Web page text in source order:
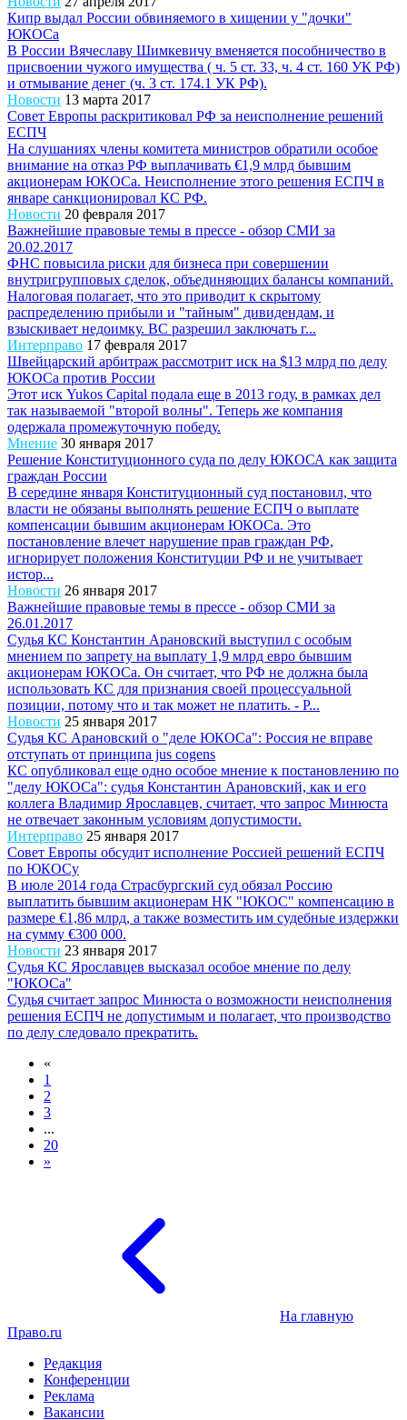
Кипр выдал России обвиняемого в хищении у "дочки"
ЮКОСа
В России Вячеславу Шимкевичу вменяется пособничество в
присвоении чужого имущества ( ч. 5 ст. 33, ч. 4 ст. 160 УК РФ)
и отмывание денег (ч. 3 ст. 174.1 УК РФ).
Новости 13 марта 2017
Совет Европы раскритиковал РФ за неисполнение решений
ЕСПЧ
На слушаниях члены комитета министров обратили особое
внимание на отказ РФ выплачивать €1,9 млрд бывшим
акционерам ЮКОСа. Неисполнение этого решения ЕСПЧ в
январе санкционировал КС РФ.
Новости 20 февраля 2017
Важнейшие правовые темы в прессе - обзор СМИ за
20.02.2017
ФНС повысила риски для бизнеса при совершении
внутригрупповых сделок, объединяющих балансы компаний.
Налоговая полагает, что это приводит к скрытому
распределению прибыли и "тайным" дивидендам, и
взыскивает недоимку. ВС разрешил заключать г...
Интерправо 17 февраля 2017
Швейцарский арбитраж рассмотрит иск на $13 млрд по делу
ЮКОСа против России
Этот иск Yukos Capital подала еще в 2013 году, в рамках дел
так называемой "второй волны". Теперь же компания
одержала промежуточную победу.
Мнение 30 января 2017
Решение Конституционного суда по делу ЮКОСА как защита
граждан России
В середине января Конституционный суд постановил, что
власти не обязаны выполнять решение ЕСПЧ о выплате
компенсации бывшим акционерам ЮКОСа. Это
постановление влечет нарушение прав граждан РФ,
игнорирует положения Конституции РФ и не учитывает
истор...
Новости 26 января 2017
Важнейшие правовые темы в прессе - обзор СМИ за
26.01.2017
Судья КС Константин Арановский выступил с особым
мнением по запрету на выплату 1,9 млрд евро бывшим
акционерам ЮКОСа. Он считает, что РФ не должна была
использовать КС для признания своей процессуальной
позиции, потому что и так может не платить. - Р...
Новости 25 января 2017
Судья КС Арановский о "деле ЮКОСа": Россия не вправе
отступать от принципа jus cogens
КС опубликовал еще одно особое мнение к постановлению по
"делу ЮКОСа": судья Константин Арановский, как и его
коллега Владимир Ярославцев, считает, что запрос Минюста
не отвечает законным условиям допустимости.
Интерправо 25 января 2017
Совет Европы обсудит исполнение Россией решений ЕСПЧ
по ЮКОСу
В июле 2014 года Страсбургский суд обязал Россию
выплатить бывшим акционерам НК "ЮКОС" компенсацию в
размере €1,86 млрд, а также возместить им судебные издержки
на сумму €300 000.
Новости 23 января 2017
Судья КС Ярославцев высказал особое мнение по делу
"ЮКОСа"
Судья считает запрос Минюста о возможности неисполнения
решения ЕСПЧ не допустимым и полагает, что производство
по делу следовало прекратить.
«
1
2
3
...
20
»
На главную
Право.ru
Редакция
Конференции
Реклама
Вакансии